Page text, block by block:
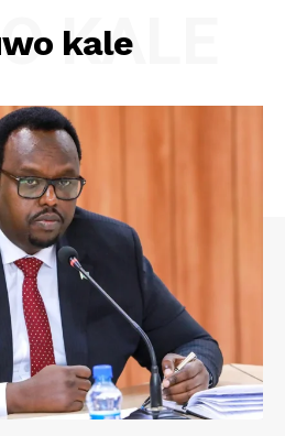
kale
KALE